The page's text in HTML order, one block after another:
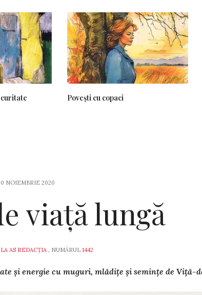
Povești cu copaci
NOIEMBRIE 2020
viață lungă
AS REDACȚIA , NUMĂRUL 1442
și energie cu muguri, mlădițe și semințe de Viță-